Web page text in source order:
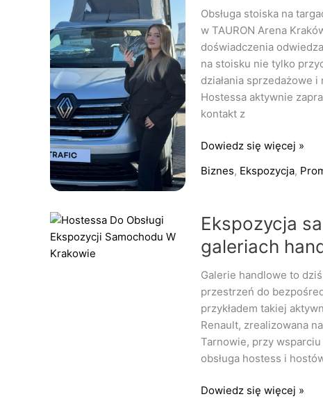
Obsługa stoiska na
w TAURON Arena
doświadczenia
na stoisku nie tylko
działania sprzedażowe
Hostessa aktywnie
kontakt z
Camper
Caravan
w
Krakowie
Dowiedz się więcej »
Biznes, Ekspozycja,
Ekspozycja
galeriach
Galerie handlowe to
przestrzeń do
przykładem takiej
Renault, zrealizowana
Tarnowie, przy
obsługa hostess i
Ekspozycja
samochodów
Dacia
i
Renault
galeriach
handlowych
w
Krakowie
iDowiedz się więcej »